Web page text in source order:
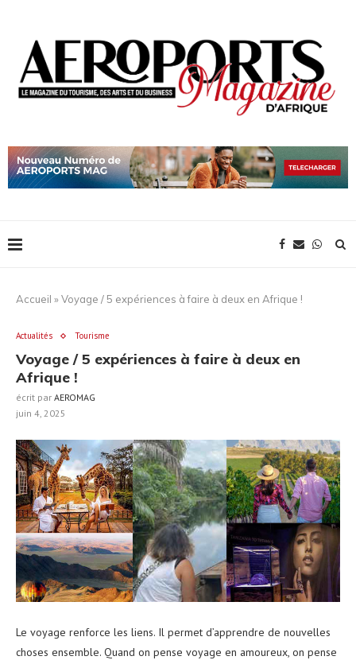
Accueil »Voyage / 5 expériences à faire à deux en Afrique !
Actualités Tourisme
Voyage / 5 expériences à faire à deux en
Afrique !
écrit par AEROMAG
juin 4, 2025
Le voyage renforce les liens. Il permet d’apprendre de nouvelles
choses ensemble. Quand on pense voyage en amoureux, on pense